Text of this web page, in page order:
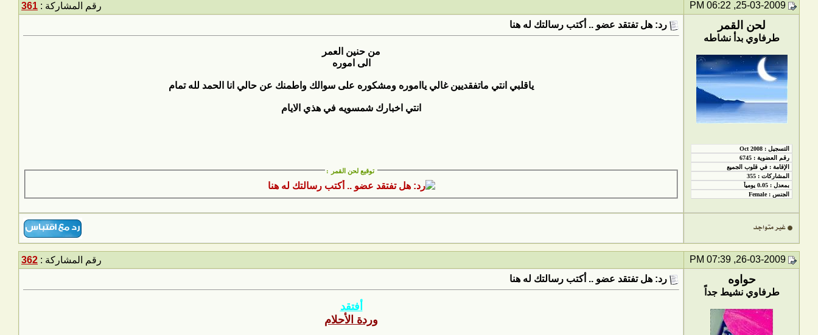
رقم المشاركة : 361
لحن القمر
طرفاوي بدأ نشاطه
رد: هل تفتقد عضو .. أكتب رسالتك له هنا
من حنين العمر
الى اموره
ياقلبي انتي ماتفقديين غالي يااموره ومشكوره على سوالك واطمنك عن حالي انا الحمد لله تمام
انتي اخبارك شمسويه في هذي الايام
توقيع لحن القمر :
رقم المشاركة : 362
حواوه
طرفاوي نشيط جداً
رد: هل تفتقد عضو .. أكتب رسالتك له هنا
أفتقد
وردة الأحلام